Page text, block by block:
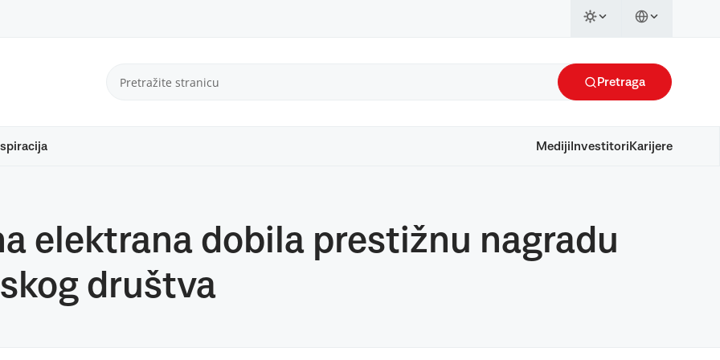
Pretraga
Mediji Investitori Karijere
elektrana dobila prestižnu nagradu
društva